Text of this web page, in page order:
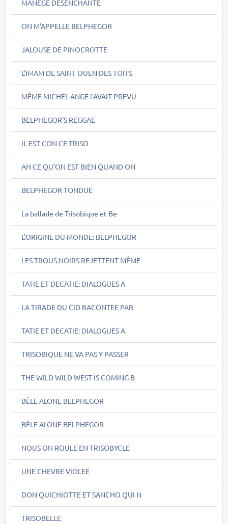
MANEGE DESENCHANTE
ON M'APPELLE BELPHEGOR
JALOUSE DE PINOCROTTE
L'IMAM DE SAINT OUEN DES TOITS
MÊME MICHEL-ANGE l'AVAIT PREVU
BELPHEGOR'S REGGAE
IL EST CON CE TRISO
AH CE QU'ON EST BIEN QUAND ON
BELPHEGOR TONDUE
La ballade de Trisobique et Be
L'ORIGINE DU MONDE: BELPHEGOR
LES TROUS NOIRS REJETTENT MÊME
TATIE ET DECATIE: DIALOGUES A
LA TIRADE DU CID RACONTEE PAR
TATIE ET DECATIE: DIALOGUES A
TRISOBIQUE NE VA PAS Y PASSER
THE WILD WILD WEST IS COMING B
BÊLE ALONE BELPHEGOR
BÊLE ALONE BELPHEGOR
NOUS ON ROULE EN TRISOBYCLE
UNE CHEVRE VIOLEE
DON QUICHIOTTE ET SANCHO QUI N
TRISOBELLE